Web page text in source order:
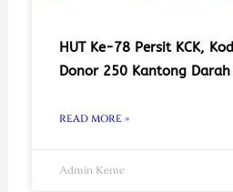
HUT Ke-78 Persit KCK,
Donor 250 Kantong Darah
READ MORE »
Admin Keme